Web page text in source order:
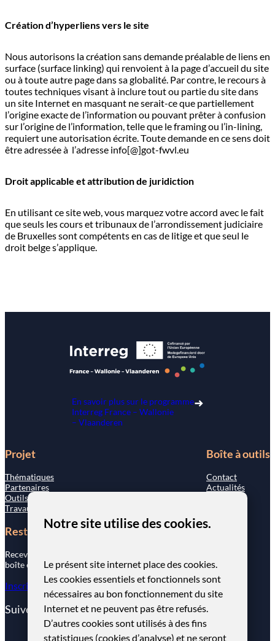
Création d’hyperliens vers le site
Nous autorisons la création sans demande préalable de liens en
surface (surface linking) qui renvoient à la page d’accueil du site
ou à toute autre page dans sa globalité. Par contre, le recours à
toutes techniques visant à inclure tout ou partie du site dans
un site Internet en masquant ne serait-ce que partiellement
l’origine exacte de l’information ou pouvant prêter à confusion
sur l’origine de l’information, telle que le framing ou l’in-lining,
requiert une autorisation écrite. Toute demande en ce sens doit
être adressée à l’adresse info[@]got-fwvl.eu
Droit applicable et attribution de juridiction
En utilisant ce site web, vous marquez votre accord avec le fait
que seuls les cours et tribunaux de l’arrondissement judiciaire
de Bruxelles sont compétents en cas de litige et que seul le
droit belge s’applique.
En savoir plus sur le programme
Interreg France – Wallonie
– Vlaanderen
Projet
Thématiques
Partenaires
Outils
Travaux stratégiques
Boîte à outils
Contact
Actualités
Restons connectés
Recevez nos actualités directement dans votre
boîte e-mail en vous inscrivant ci-dessous.
Inscription newsletter
Suivez-nous sur…
Notre site utilise des cookies.
Le présent site internet place des cookies.
Les cookies essentiels et fonctionnels sont
nécessaires au bon fonctionnement du site
Internet et ne peuvent pas être refusés.
D’autres cookies sont utilisés à des fins
statistiques (cookies d’analyse) et ne seront